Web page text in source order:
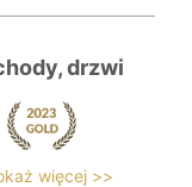
drzwi
więcej >>